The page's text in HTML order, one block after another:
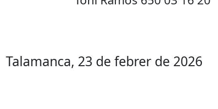
Talamanca, 23 de febrer de 2026